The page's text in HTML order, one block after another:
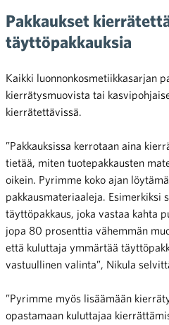
Pakkaukset
täyttöpakkauksia
Kaikki luonnonkosmetiikkasarjan
kierrätysmuovista tai
kierrätettävissä.
”Pakkauksissa kerrotaan aina
tietää, miten tuotepakkausten
oikein. Pyrimme koko ajan
pakkausmateriaaleja. Esimerkiksi
täyttöpakkaus, joka vastaa kahta
jopa 80 prosenttia vähemmän
että kuluttaja ymmärtää
vastuullinen valinta”, Nikula
”Pyrimme myös lisäämään
opastamaan kuluttajaa